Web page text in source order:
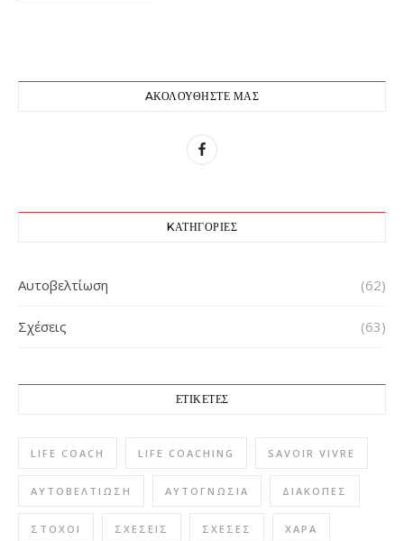
AΚΟΛΟΥΘΉΣΤΕ ΜΑΣ
KΑΤΗΓΟΡΊΕΣ
Αυτοβελτίωση (62)
Σχέσεις (63)
ΕΤΙΚΈΤΕΣ
LIFE COACH LIFE COACHING SAVOIR VIVRE
ΑΥΤΟΒΕΛΤΊΩΣΗ ΑΥΤΟΓΝΩΣΊΑ ΔΙΑΚΟΠΈΣ
ΣΤΌΧΟΙ ΣΧΈΣΕΙΣ ΣΧΈΣΕΣ ΧΑΡΆ